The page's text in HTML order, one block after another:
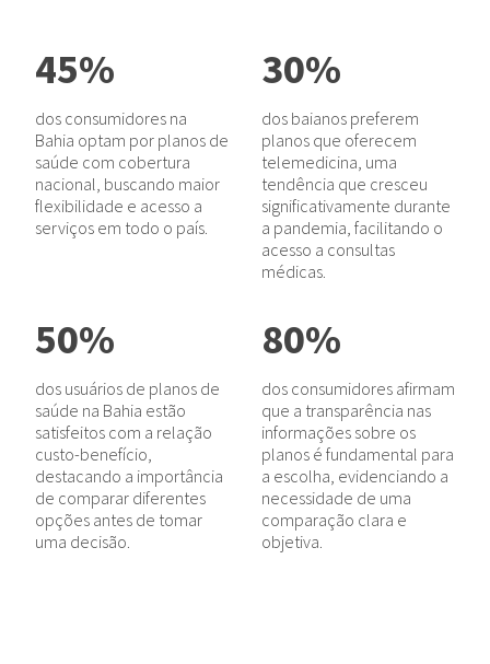
45%
dos consumidores na
Bahia optam por planos de
saúde com cobertura
nacional, buscando maior
flexibilidade e acesso a
serviços em todo o país.
30%
dos baianos preferem
planos que oferecem
telemedicina, uma
tendência que cresceu
significativamente durante
a pandemia, facilitando o
acesso a consultas
médicas.
50%
dos usuários de planos de
saúde na Bahia estão
satisfeitos com a relação
custo-benefício,
destacando a importância
de comparar diferentes
opções antes de tomar
uma decisão.
80%
dos consumidores afirmam
que a transparência nas
informações sobre os
planos é fundamental para
a escolha, evidenciando a
necessidade de uma
comparação clara e
objetiva.